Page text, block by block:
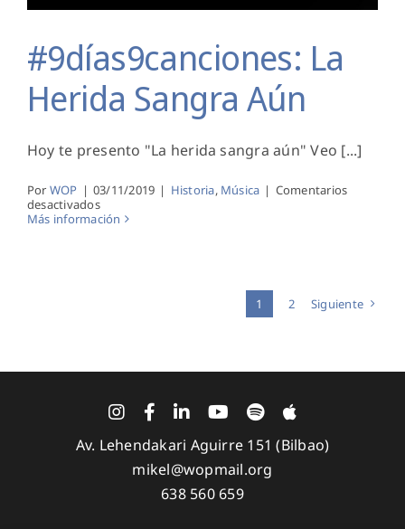
#9días9canciones: La
Herida Sangra Aún
Hoy te presento "La herida sangra aún" Veo [...]
Por WOP | 03/11/2019 | Historia, Música | Comentarios
desactivadosen
#9días9canciones:
Más información
1 2 Siguiente
Av. Lehendakari Aguirre 151 (Bilbao)
mikel@wopmail.org
638 560 659